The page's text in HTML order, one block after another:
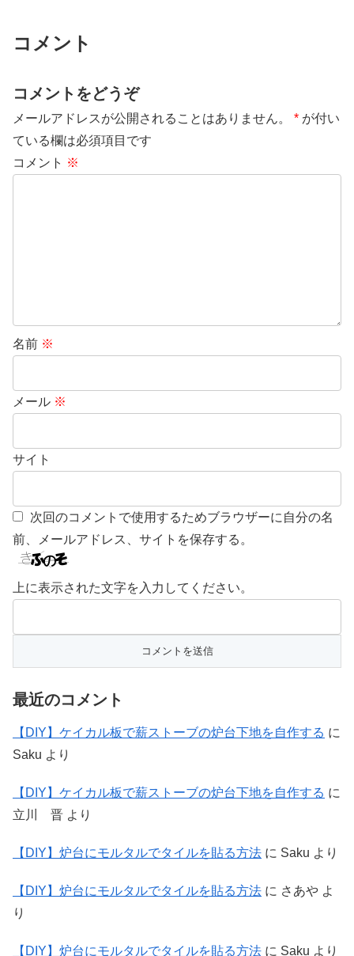
コメント
コメントをどうぞ
メールアドレスが公開されることはありません。 * が付い
ている欄は必須項目です
コメント ※
名前 ※
メール ※
サイト
次回のコメントで使用するためブラウザーに自分の名
前、メールアドレス、サイトを保存する。
上に表示された文字を入力してください。
最近のコメント
【DIY】ケイカル板で薪ストーブの炉台下地を自作する に
Saku より
【DIY】ケイカル板で薪ストーブの炉台下地を自作する に
立川 晋 より
【DIY】炉台にモルタルでタイルを貼る方法 に Saku より
【DIY】炉台にモルタルでタイルを貼る方法 に さあや よ
り
【DIY】炉台にモルタルでタイルを貼る方法 に Saku より